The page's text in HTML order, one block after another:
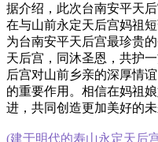
据介绍，此次台南安平天
在与山前永定天后宫妈祖
为台南安平天后宫最珍贵
天后宫，同沐圣恩，共护
后宫对山前乡亲的深厚情
的重要作用。相信在妈祖
进，共同创造更加美好的未
(建于明代的寿山永定天后